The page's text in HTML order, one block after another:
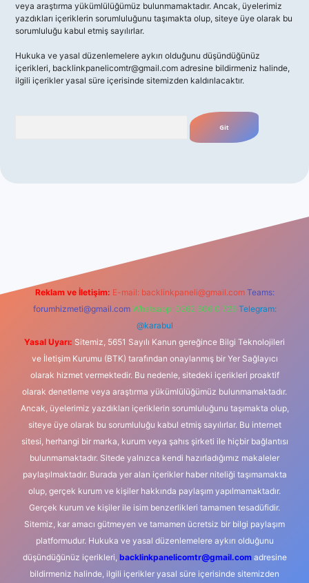
veya araştırma yükümlülüğümüz bulunmamaktadır. Ancak, üyelerimiz
yazdıkları içeriklerin sorumluluğunu taşımakta olup, siteye üye olarak bu
sorumluluğu kabul etmiş sayılırlar.
Hukuka ve yasal düzenlemelere aykırı olduğunu düşündüğünüz
içerikleri, backlinkpanelicomtr@gmail.com adresine bildirmeniz halinde,
ilgili içerikler yasal süre içerisinde sitemizden kaldırılacaktır.
Reklam ve İletişim: E-mail: backlinkpaneli@gmail.com Teams:
forumhizmeti@gmail.com Whatsapp: 0262 606 0 726 Telegram:
@karabul
Yasal Uyarı: Sitemiz, 5651 Sayılı Kanun gereğince Bilgi Teknolojileri
ve İletişim Kurumu (BTK) tarafından onaylanmış bir Yer Sağlayıcı
olarak hizmet vermektedir. Bu nedenle, sitedeki içerikleri proaktif
olarak denetleme veya araştırma yükümlülüğümüz bulunmamaktadır.
Ancak, üyelerimiz yazdıkları içeriklerin sorumluluğunu taşımakta olup,
siteye üye olarak bu sorumluluğu kabul etmiş sayılırlar. Bu internet
sitesi, herhangi bir marka, kurum veya şahıs şirketi ile hiçbir bağlantısı
bulunmamaktadır. Sitede yalnızca kendi hazırladığımız makaleler
paylaşılmaktadır. Burada yer alan içerikler haber niteliği taşımamakta
olup, gerçek kurum ve kişiler hakkında paylaşım yapılmamaktadır.
Gerçek kurum ve kişiler ile isim benzerlikleri tamamen tesadüfidir.
Sitemiz, kar amacı gütmeyen ve tamamen ücretsiz bir bilgi paylaşım
platformudur. Hukuka ve yasal düzenlemelere aykırı olduğunu
düşündüğünüz içerikleri, backlinkpanelicomtr@gmail.comadresine
bildirmeniz halinde, ilgili içerikler yasal süre içerisinde sitemizden